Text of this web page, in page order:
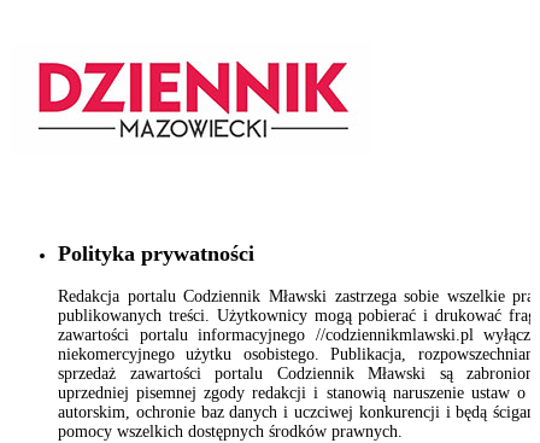
Polityka prywatności
Redakcja portalu Codziennik Mławski zastrzega sobie wszelkie
publikowanych treści. Użytkownicy mogą pobierać i drukować
zawartości portalu informacyjnego //codziennikmlawski.pl
niekomercyjnego użytku osobistego. Publikacja,
sprzedaż zawartości portalu Codziennik Mławski są
uprzedniej pisemnej zgody redakcji i stanowią naruszenie ustaw o
autorskim, ochronie baz danych i uczciwej konkurencji i będą
pomocy wszelkich dostępnych środków prawnych.